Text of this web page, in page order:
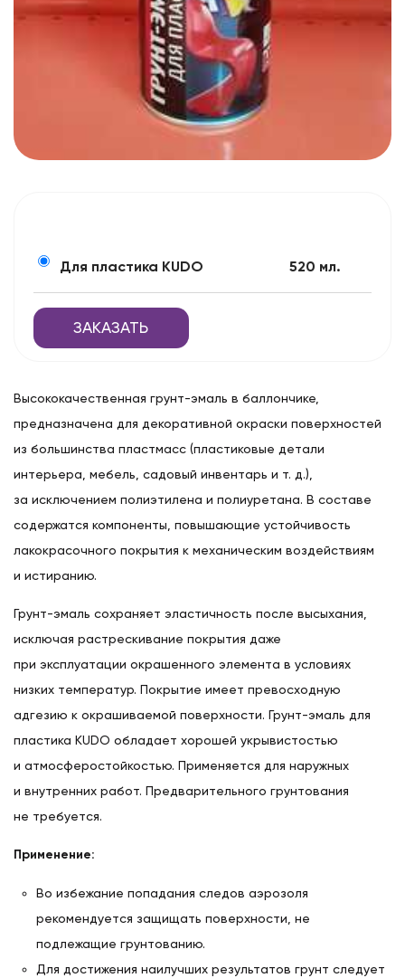
Для пластика KUDO 520 мл.
ЗАКАЗАТЬ
Высококачественная грунт-эмаль в баллончике,
предназначена для декоративной окраски поверхностей
из большинства пластмасс (пластиковые детали
интерьера, мебель, садовый инвентарь и т. д.),
за исключением полиэтилена и полиуретана. В составе
содержатся компоненты, повышающие устойчивость
лакокрасочного покрытия к механическим воздействиям
и истиранию.
Грунт-эмаль сохраняет эластичность после высыхания,
исключая растрескивание покрытия даже
при эксплуатации окрашенного элемента в условиях
низких температур. Покрытие имеет превосходную
адгезию к окрашиваемой поверхности. Грунт-эмаль для
пластика KUDO обладает хорошей укрывистостью
и атмосферостойкостью. Применяется для наружных
и внутренних работ. Предварительного грунтования
не требуется.
Применение:
Во избежание попадания следов аэрозоля
рекомендуется защищать поверхности, не
подлежащие грунтованию.
Для достижения наилучших результатов грунт следует